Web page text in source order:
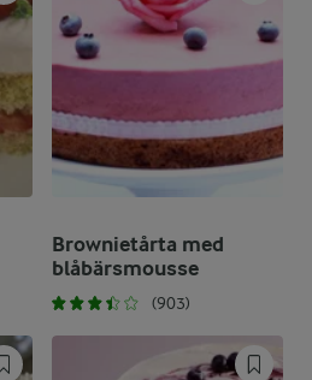
Brownietårta med
blåbärsmousse
(903)